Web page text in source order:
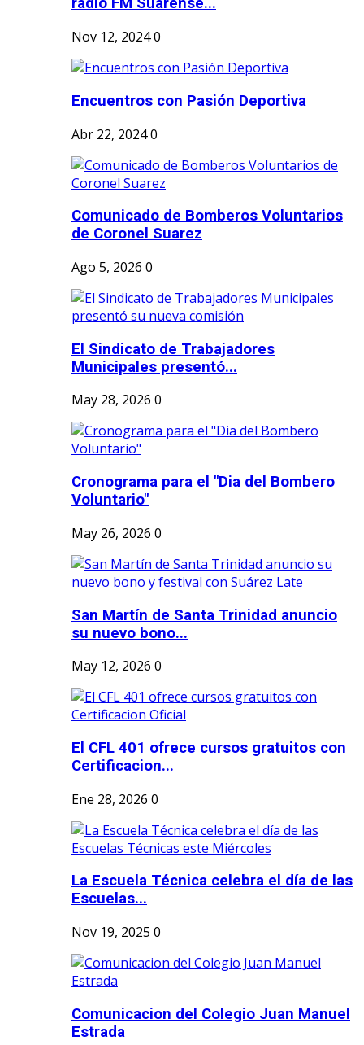
Nov 12, 20240
Encuentros con Pasión Deportiva
Abr 22, 20240
Comunicado de Bomberos Voluntarios
de Coronel Suarez
Ago 5, 2026 0
El Sindicato de Trabajadores
Municipales presentó...
May 28, 2026 0
Cronograma para el "Dia del Bombero
Voluntario"
May 26, 2026 0
San Martín de Santa Trinidad anuncio
su nuevo bono...
May 12, 2026 0
El CFL 401 ofrece cursos gratuitos con
Certificacion...
Ene 28, 2026 0
La Escuela Técnica celebra el día de las
Escuelas...
Nov 19, 2025 0
Comunicacion del Colegio Juan Manuel
Estrada